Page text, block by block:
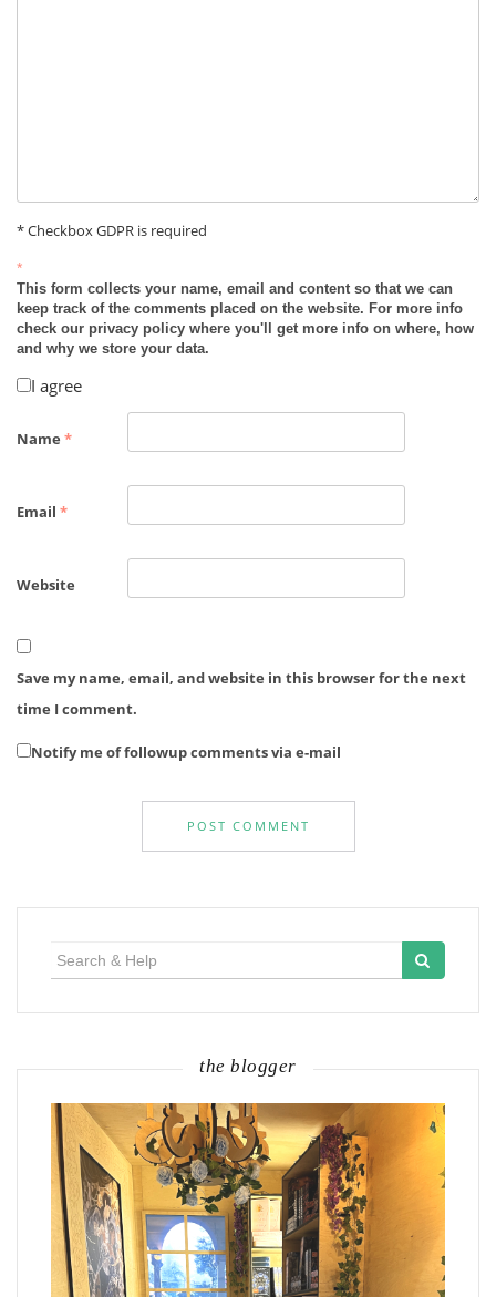
* Checkbox GDPR is required
*
This form collects your name, email and content so that we can
keep track of the comments placed on the website. For more info
check our privacy policy where you'll get more info on where, how
and why we store your data.
I agree
Name *
Email *
Website
Save my name, email, and website in this browser for the next
time I comment.
Notify me of followup comments via e-mail
the blogger